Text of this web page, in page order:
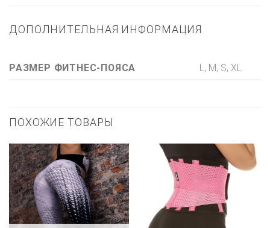
ДОПОЛНИТЕЛЬНАЯ ИНФОРМАЦИЯ
РАЗМЕР ФИТНЕС-ПОЯСА L, M, S, XL
ПОХОЖИЕ ТОВАРЫ